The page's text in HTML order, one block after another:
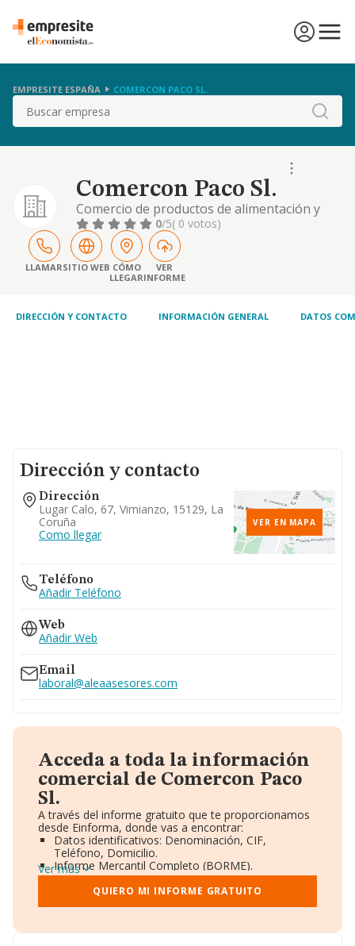
EMPRESITE ESPAÑA COMERCON PACO SL.
Buscar
Comercon Paco Sl.
Comercio de productos de alimentación y
todo tipo de bebidas, así como productos de
perfumería y droguería
0/5( 0 votos)
LLAMARSITIO WEB CÓMO
LLEGAR
VER
INFORME
DIRECCIÓN Y CONTACTO INFORMACIÓN GENERAL DATOS
Dirección y contacto
Dirección
Lugar Calo, 67, Vimianzo, 15129, La
Coruña
Como llegar
VER EN MAPA
Teléfono
Añadir Teléfono
Web
Añadir Web
Email
laboral@aleaasesores.com
Acceda a toda la información
comercial de Comercon Paco
Sl.
A través del informe gratuito que te proporcionamos
desde Einforma, donde vas a encontrar:
Datos identificativos: Denominación, CIF,
Teléfono, Domicilio.
Informe Mercantil Completo (BORME).
Gráficos de Evolución Ventas y Empleados.
Consejo de Administración y Administradores.
Directivos y Ejecutivos.
Ver más
QUIERO MI INFORME GRATUITO